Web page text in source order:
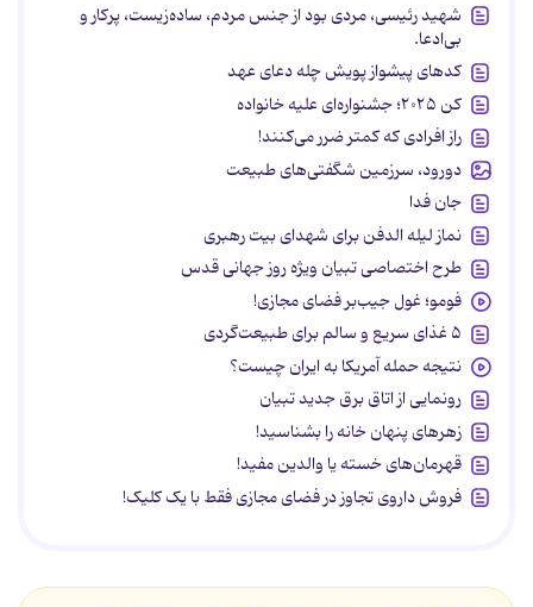
شهید رئیسی، مردی بود از جنس مردم، ساده‌زیست، پرکار و
بی‌ادعا.
کدهای پیشواز پویش چله دعای عهد
کن ۲۰۲۵؛ جشنواره‌ای علیه خانواده
راز افرادی که کمتر ضرر می‌کنند!
دورود، سرزمین شگفتی‌های طبیعت
جان فدا
نماز لیله الدفن برای شهدای بیت رهبری
طرح اختصاصی تبیان ویژه روز جهانی قدس
فومو؛ غول جیب‌بر فضای مجازی!
۵ غذای سریع و سالم برای طبیعت‌گردی
نتیجه حمله آمریکا به ایران چیست؟
رونمایی از اتاق برق جدید تبیان
زهرهای پنهان خانه را بشناسید!
قهرمان‌های خسته یا والدین مفید!
فروش داروی تجاوز در فضای مجازی فقط با یک کلیک!